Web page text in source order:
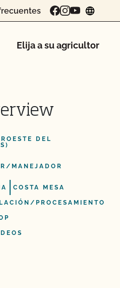
Elija a su agricultor
DEL
MANEJADOR
COSTA MESA
PROCESAMIENTO